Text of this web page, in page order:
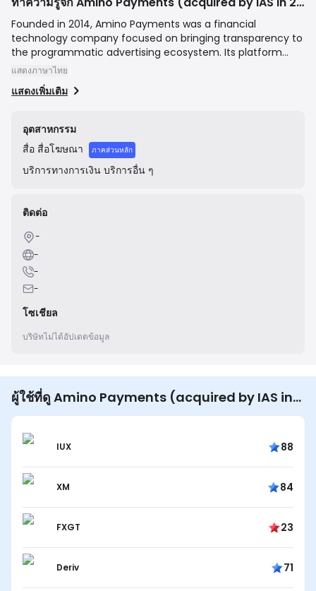
Founded in 2014, Amino Payments was a financial
technology company focused on bringing transparency to
the programmatic advertising ecosystem. Its platform
analyzed impression-level data to provide a clear view of
the entire media supply path, helping advertisers eliminate
waste, optimize their spending, and recover funds lost to
acquired by Integral Ad Science (IAS) in August 2021 for
approximately $20 million and its technology has been
integrated into IAS's Total Visibility product, which offers
advertisers comprehensive financial transparency and
แสดงภาษาไทย
แสดงเพิ่มเติม
อุตสาหกรรม
สื่อ สื่อโฆษณา ภาคส่วนหลัก
บริการทางการเงิน บริการอื่น ๆ
ติดต่อ
-
-
-
-
โซเชียล
บริษัทไม่ได้อัปเดตข้อมูล
ผู้ใช้ที่ดู Amino Payments (acquired by IAS in
2021) ก็ดู...
IUX 88
XM 84
FXGT 23
Deriv 71